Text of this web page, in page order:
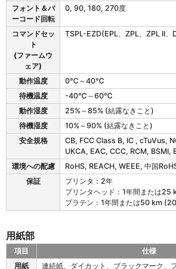
フォント＆バ
ーコード回転
0, 90, 180, 270度
コマンドセッ
ト
(ファームウ
ェア)
TSPL-EZD(EPL、ZPL、ZPL II、
動作温度
0℃～40℃
待機温度
-40℃～60℃
動作湿度
25%～85% (結露なきこと)
待機湿度
10%～90% (結露なきこと)
安全規格
CB, FCC Class B, IC , cTuVus,
UKCA, EAC, CCC, RCM, BSMI,
環境への配慮
RoHS, REACH, WEEE, 中国
保証
プリンタ：2年
プリンタヘッド：1年間または25
プラテン：1年間または50 km
用紙部
項目
仕様
用紙
連続紙、ダイカット、ブラックマーク、